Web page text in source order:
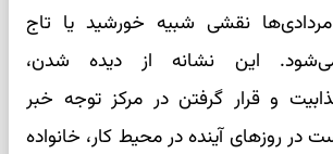
نقشی شبیه خورشید یا تاج
این نشانه از دیده شدن،
و قرار گرفتن در مرکز توجه خبر
روزهای آینده در محیط کار، خانواده